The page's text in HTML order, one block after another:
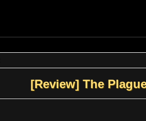
[Review] The